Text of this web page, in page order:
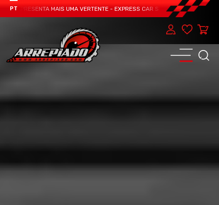
PT
APRESENTA MAIS UMA VERTENTE - EXPRESS CAR SERVICE, MANUTENÇÃO